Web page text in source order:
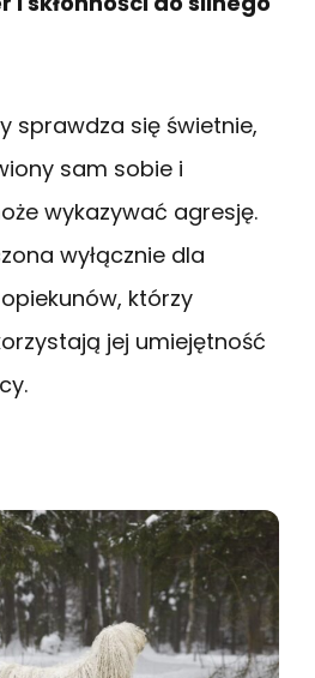
sprawdza się świetnie,
sam sobie i
wykazywać agresję.
wyłącznie dla
którzy
jej umiejętność